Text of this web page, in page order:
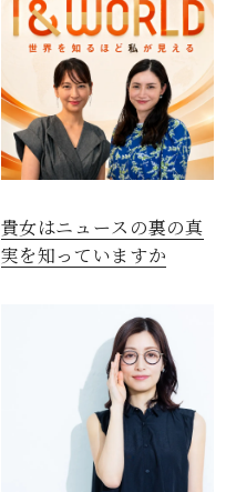
貴女はニュースの裏の真
実を知っていますか